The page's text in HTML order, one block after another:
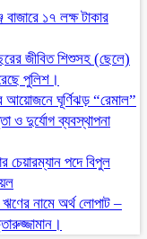
বাজারে ১৭ লক্ষ টাকার
জীবিত শিশুসহ (ছেলে)
পুলিশ।
আয়োজনে ঘূর্ণিঝড় “রেমাল”
ও দুর্যোগ ব্যবস্থাপনা
চেয়ারম্যান পদে বিপুল
নামে অর্থ লোপাট –